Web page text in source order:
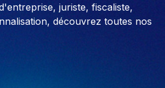
juriste, fiscaliste,
découvrez toutes nos